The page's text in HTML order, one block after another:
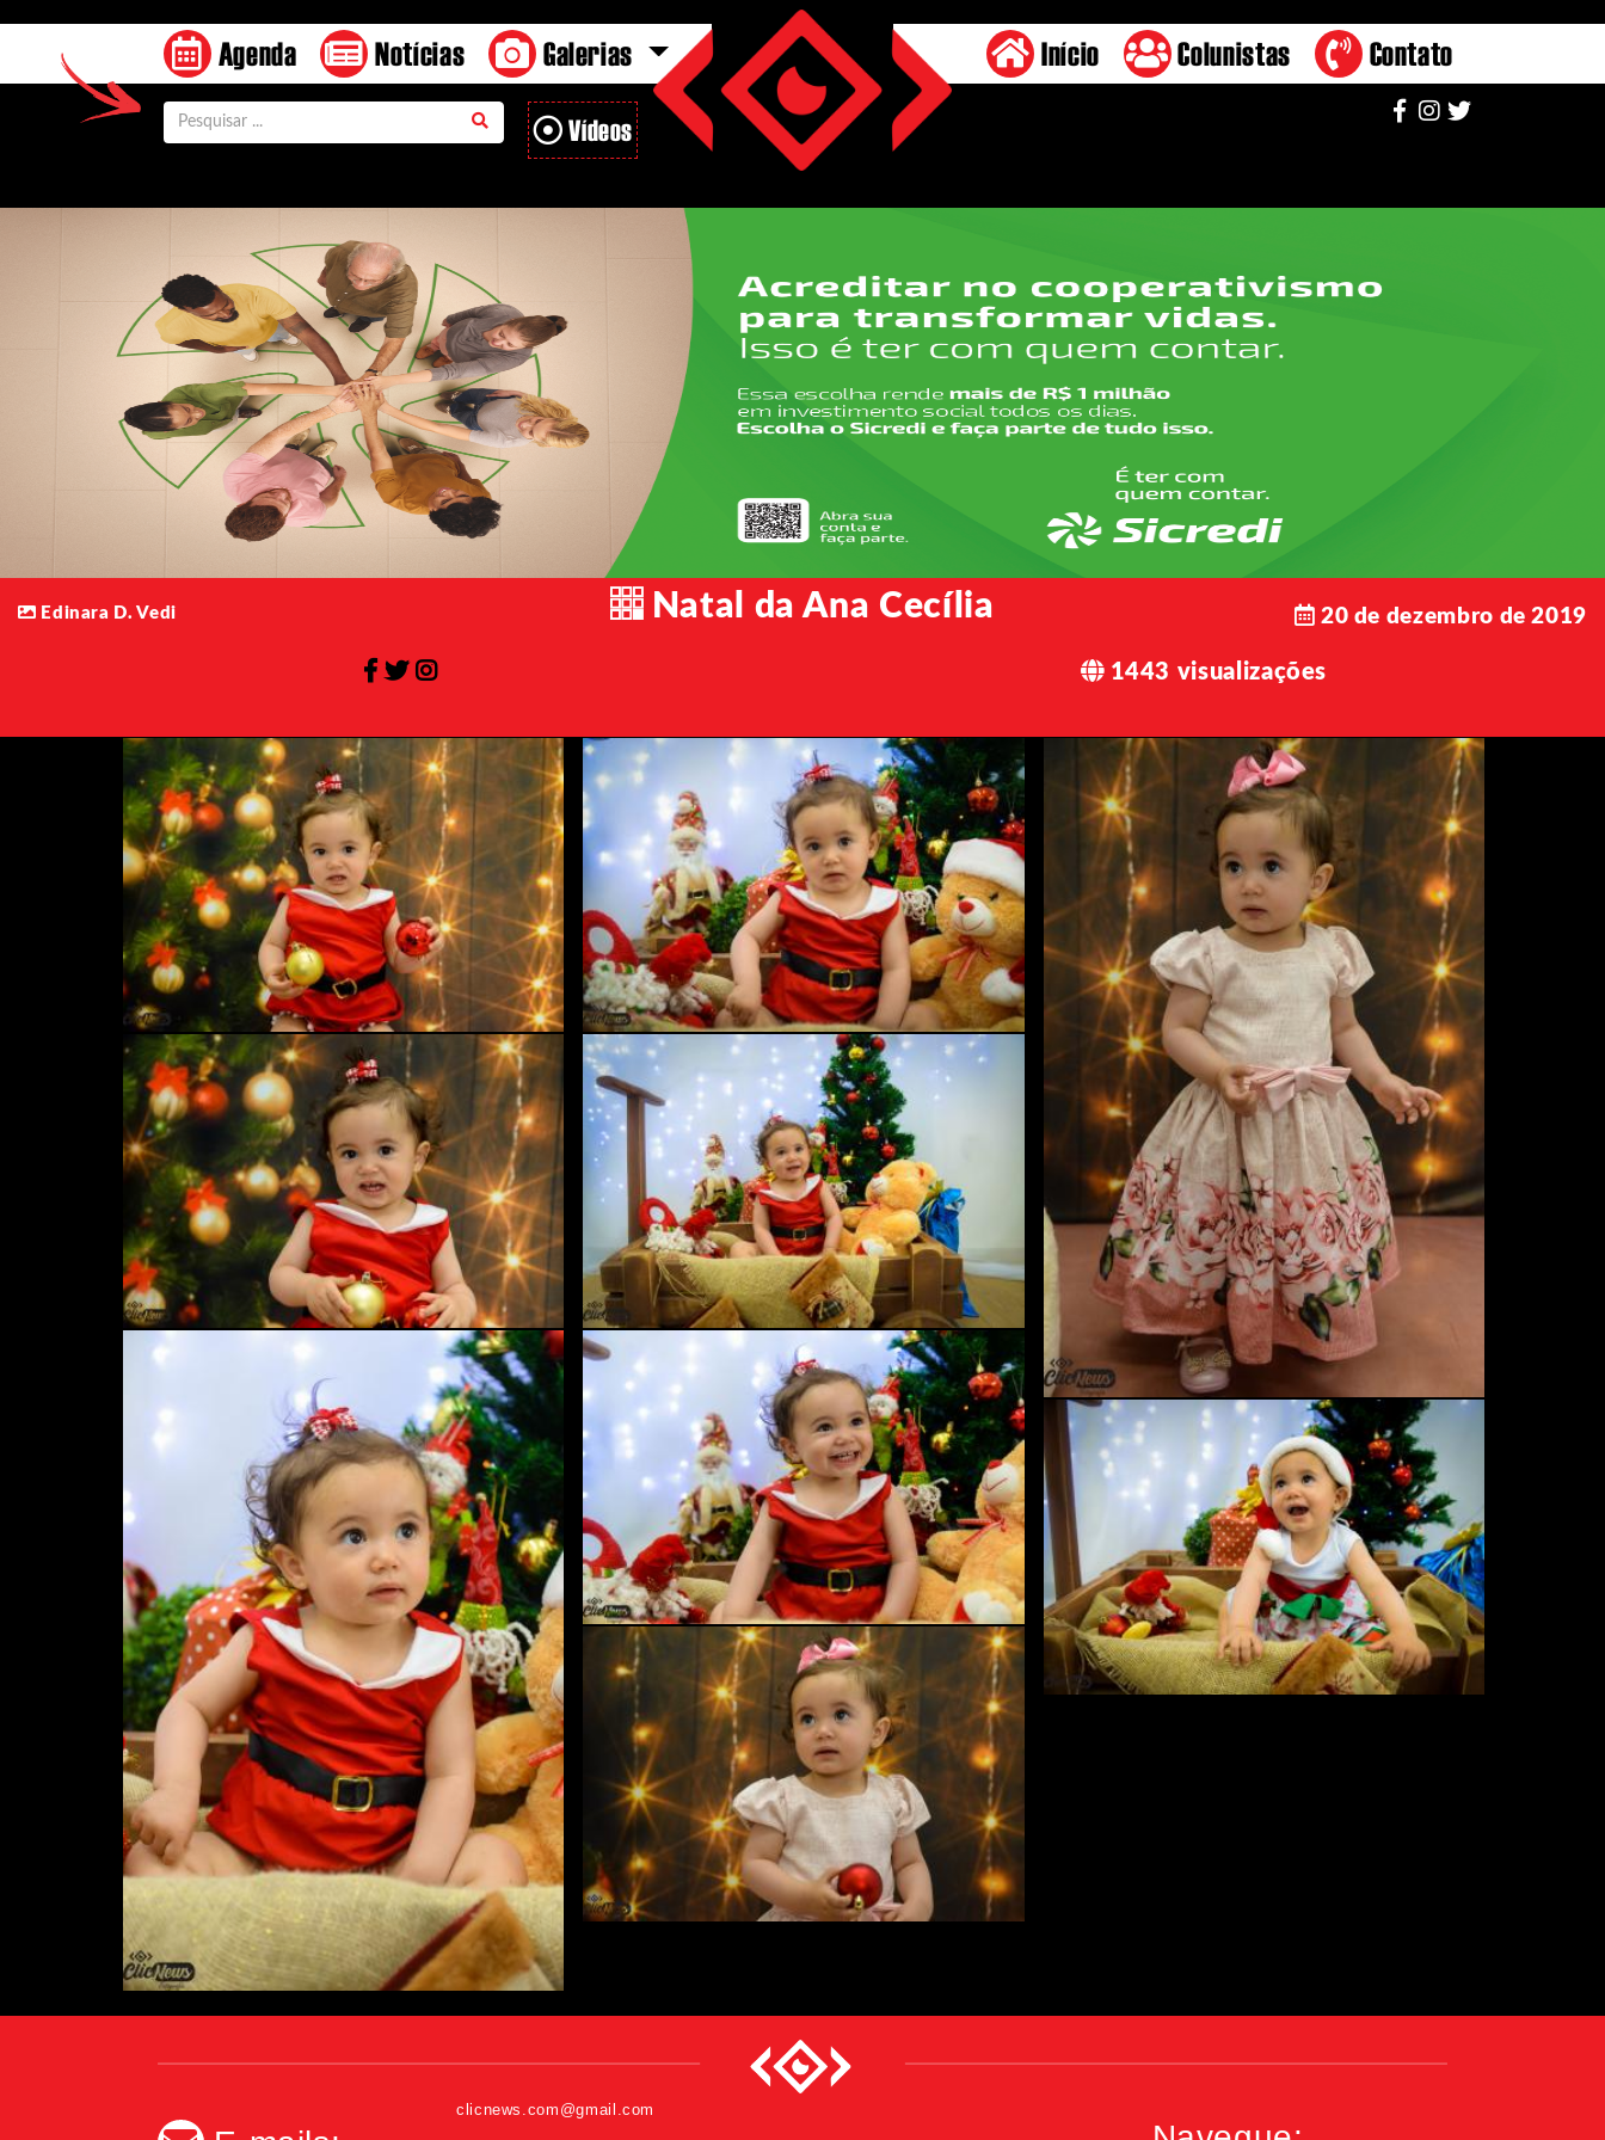
Agenda Notícias Galerias
Vídeos
Início Colunistas Contato
Natal da Ana Cecília
Edinara D. Vedi 20 de dezembro de 2019
1443 visualizações
clicnews.com@gmail.com